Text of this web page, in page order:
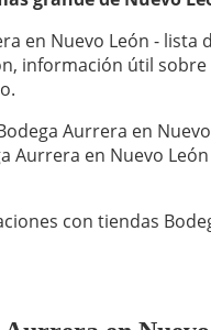
en Nuevo León - lista
información útil
Aurrera en
Aurrera en Nuevo
con tiendas